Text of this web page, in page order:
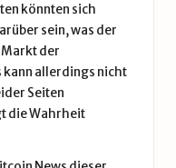
könnten sich
sein, was der
Markt der
kann allerdings nicht
Seiten
die Wahrheit